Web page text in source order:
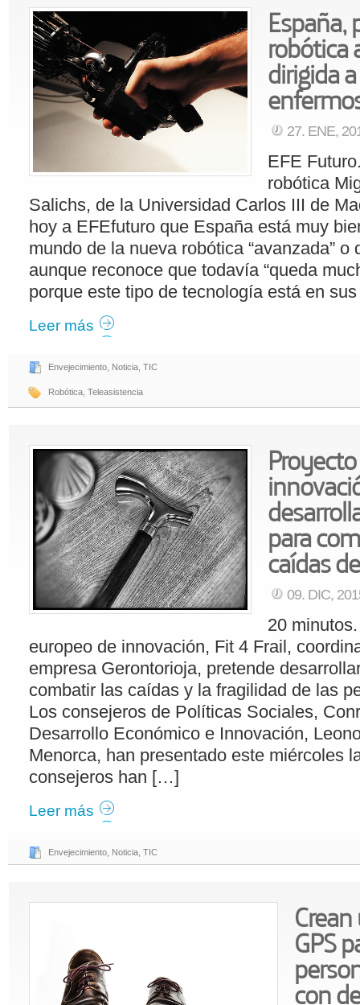
España,
robótica
dirigida
27. ENE,
EFE
robótica
Salichs, de la Universidad Carlos III de
hoy a EFEfuturo que España está muy
mundo de la nueva robótica “avanzada” o
aunque reconoce que todavía “queda
porque este tipo de tecnología está en
Leer más
Envejecimiento Noticia TIC
Robótica Teleasistencia
para
caídas
09. DIC,
20
europeo de innovación, Fit 4 Frail,
empresa Gerontorioja, pretende
combatir las caídas y la fragilidad de las
Los consejeros de Políticas Sociales,
Desarrollo Económico e Innovación,
Menorca, han presentado este miércoles
consejeros han […]
Leer más
Envejecimiento Noticia TIC
GPS
con